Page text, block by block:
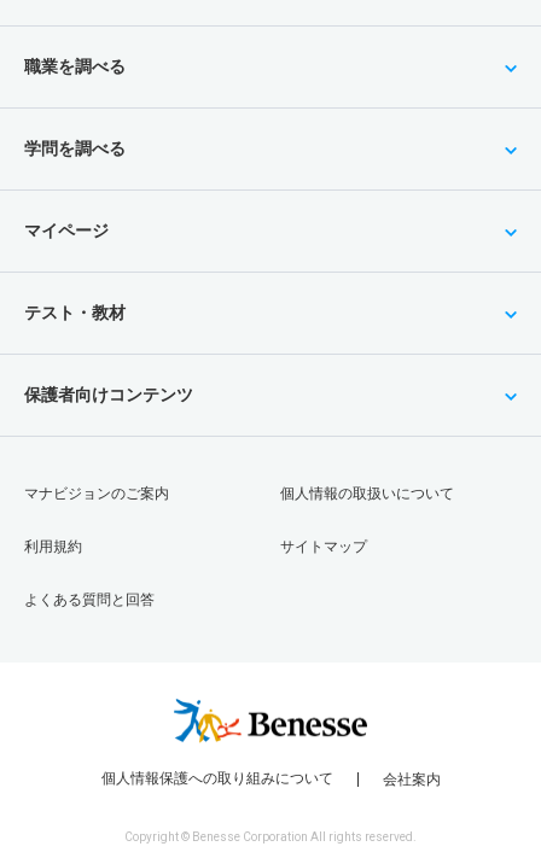
職業を調べる
学問を調べる
マイページ
テスト・教材
保護者向けコンテンツ
マナビジョンのご案内
利用規約
よくある質問と回答
個人情報の取扱いについて
サイトマップ
個人情報保護への取り組みについて 会社案内
Copyright © Benesse Corporation All rights reserved.